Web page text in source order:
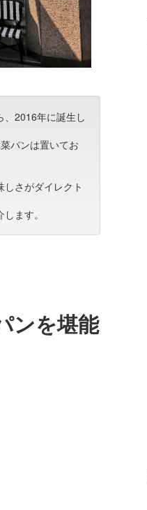
、2016年に誕生し
パンは置いてお
さがダイレクト
ます。
ンを堪能